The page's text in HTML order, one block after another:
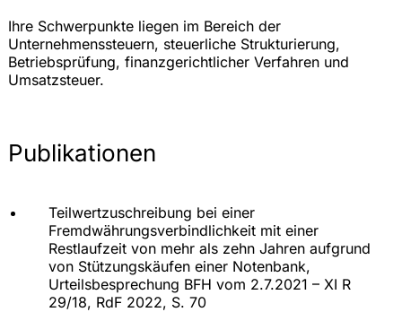
Ihre Schwerpunkte liegen im Bereich der
Unternehmenssteuern, steuerliche Strukturierung,
Betriebsprüfung, finanzgerichtlicher Verfahren und
Umsatzsteuer.
Publikationen
Teilwertzuschreibung bei einer
Fremdwährungsverbindlichkeit mit einer
Restlaufzeit von mehr als zehn Jahren aufgrund
von Stützungskäufen einer Notenbank,
Urteilsbesprechung BFH vom 2.7.2021 – XI R
29/18, RdF 2022, S. 70